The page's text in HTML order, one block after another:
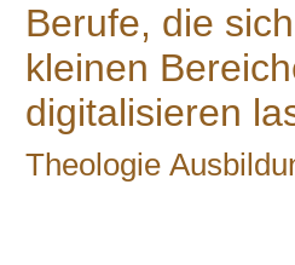
Berufe, die
kleinen
digitalisieren
Theologie